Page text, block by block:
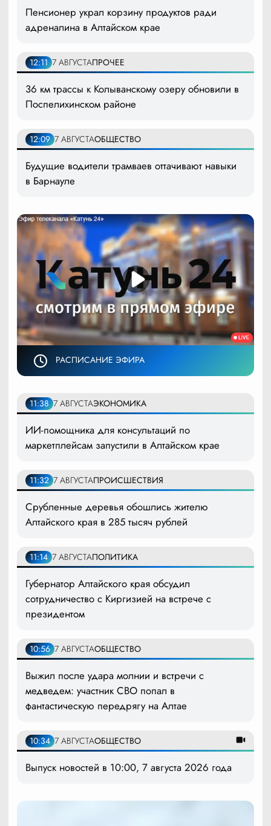
Пенсионер украл корзину продуктов ради
адреналина в Алтайском крае
12:11 7 АВГУСТАПРОЧЕЕ
36 км трассы к Колыванскому озеру обновили в
Поспелихинском районе
12:09 7 АВГУСТАОБЩЕСТВО
Будущие водители трамваев оттачивают навыки
в Барнауле
РАСПИСАНИЕ ЭФИРА
11:38 7 АВГУСТАЭКОНОМИКА
ИИ-помощника для консультаций по
маркетплейсам запустили в Алтайском крае
11:32 7 АВГУСТАПРОИСШЕСТВИЯ
Срубленные деревья обошлись жителю
Алтайского края в 285 тысяч рублей
11:14 7 АВГУСТАПОЛИТИКА
Губернатор Алтайского края обсудил
сотрудничество с Киргизией на встрече с
президентом
10:56 7 АВГУСТАОБЩЕСТВО
Выжил после удара молнии и встречи с
медведем: участник СВО попал в
фантастическую передрягу на Алтае
10:34 7 АВГУСТАОБЩЕСТВО
Выпуск новостей в 10:00, 7 августа 2026 года